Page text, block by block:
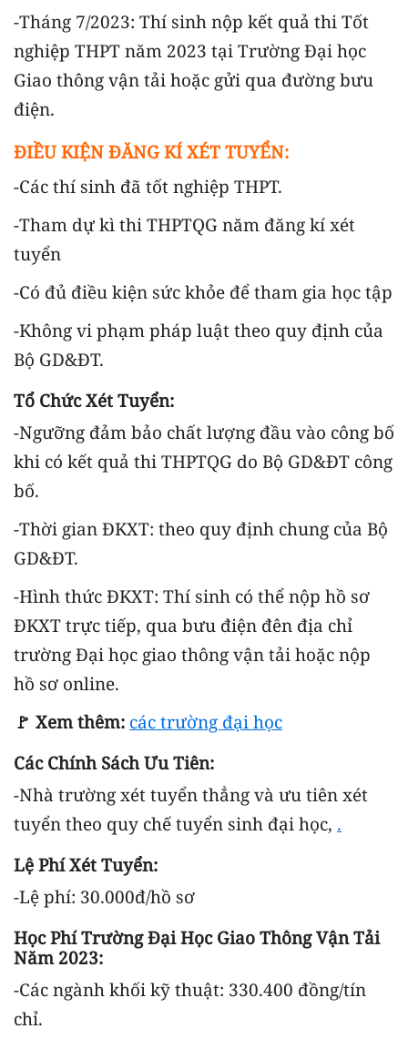
-Tháng 7/2023: Thí sinh nộp kết quả thi Tốt
nghiệp THPT năm 2023 tại Trường Đại học
Giao thông vận tải hoặc gửi qua đường bưu
điện.
ĐIỀU KIỆN ĐĂNG KÍ XÉT TUYỂN:
-Các thí sinh đã tốt nghiệp THPT.
-Tham dự kì thi THPTQG năm đăng kí xét
tuyển
-Có đủ điều kiện sức khỏe để tham gia học tập
-Không vi phạm pháp luật theo quy định của
Bộ GD&ĐT.
Tổ Chức Xét Tuyển:
-Ngưỡng đảm bảo chất lượng đầu vào công bố
khi có kết quả thi THPTQG do Bộ GD&ĐT công
bố.
-Thời gian ĐKXT: theo quy định chung của Bộ
GD&ĐT.
-Hình thức ĐKXT: Thí sinh có thể nộp hồ sơ
ĐKXT trực tiếp, qua bưu điện đên địa chỉ
trường Đại học giao thông vận tải hoặc nộp
hồ sơ online.
🚩 Xem thêm: các trường đại học
Các Chính Sách Ưu Tiên:
-Nhà trường xét tuyển thẳng và ưu tiên xét
tuyển theo quy chế tuyển sinh đại học, .
Lệ Phí Xét Tuyển:
-Lệ phí: 30.000đ/hồ sơ
Học Phí Trường Đại Học Giao Thông Vận Tải
Năm 2023:
-Các ngành khối kỹ thuật: 330.400 đồng/tín
chỉ.